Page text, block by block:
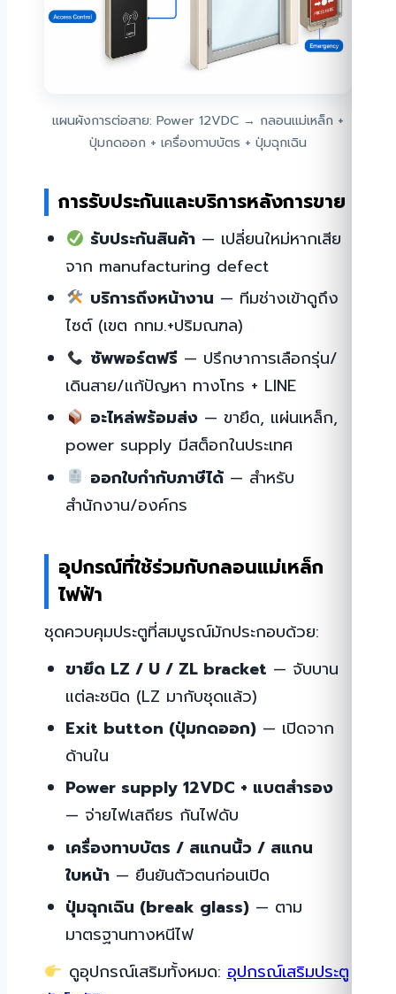
แผนผังการต่อสาย: Power 12VDC → กลอนแม่เหล็ก +
ปุ่มกดออก + เครื่องทาบบัตร + ปุ่มฉุกเฉิน
การรับประกันและบริการหลังการขาย
รับประกันสินค้า— เปลี่ยนใหม่หากเสีย
จาก manufacturing defect
บริการถึงหน้างาน — ทีมช่างเข้าดูถึง
ไซต์ (เขต กทม.+ปริมณฑล)
ซัพพอร์ตฟรี— ปรึกษาการเลือกรุ่น/
เดินสาย/แก้ปัญหา ทางโทร + LINE
อะไหล่พร้อมส่ง— ขายึด, แผ่นเหล็ก,
power supply มีสต็อกในประเทศ
ออกใบกำกับภาษีได้— สำหรับ
สำนักงาน/องค์กร
อุปกรณ์ที่ใช้ร่วมกับกลอนแม่เหล็ก
ไฟฟ้า
ชุดควบคุมประตูที่สมบูรณ์มักประกอบด้วย:
ขายึด LZ / U / ZL bracket — จับบาน
แต่ละชนิด (LZ มากับชุดแล้ว)
Exit button (ปุ่มกดออก) — เปิดจาก
ด้านใน
Power supply 12VDC + แบตสำรอง
— จ่ายไฟเสถียร กันไฟดับ
เครื่องทาบบัตร / สแกนนิ้ว / สแกน
ใบหน้า — ยืนยันตัวตนก่อนเปิด
ปุ่มฉุกเฉิน (break glass) — ตาม
มาตรฐานทางหนีไฟ
ดูอุปกรณ์เสริมทั้งหมด:อุปกรณ์เสริมประตู